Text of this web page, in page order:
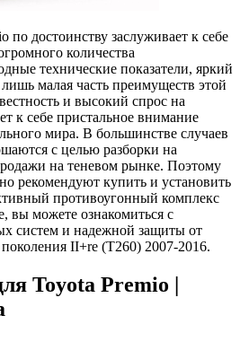
по достоинству заслуживает к себе
количества
технические показатели, яркий
малая часть преимуществ этой
и высокий спрос на
к себе пристальное внимание
мира. В большинстве случаев
с целью разборки на
на теневом рынке. Поэтому
рекомендуют купить и установить
противоугонный комплекс
можете ознакомиться с
систем и надежной защиты от
II+re (T260) 2007-2016.
Toyota Premio |